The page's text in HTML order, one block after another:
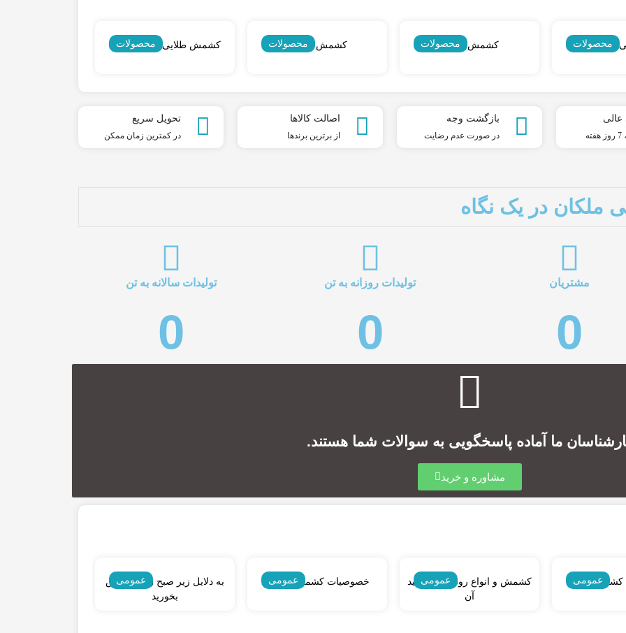
محصولات کشمش آفتابیمحصولات کشمش تیزابیمحصولات کشمش طلایی (کالیفرنیایی)
محصولات
عالی بازگشت وجه
در صورت عدم رضایت
اصالت کالاها
از برترین برندها
تحویل سریع
در کمترین زمان ممکن
در یک نگاه
مشتریان
0
تولیدات روزانه به تن
0
تولیدات سالانه به تن
0
ما آماده پاسخگویی به سوالات شما هستند.
مشاوره و خرید
کشمشعمومی
کشمش و انواع روش های تولید
آن
عمومی خصوصیات کشمش آفتابی
عمومی
به دلایل زیر صبح زود کشمش
بخورید
عمومی